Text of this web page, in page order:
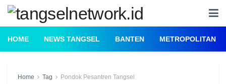
HOME NEWS TANGSEL BANTEN METROPOLITAN
Home Tag Pondok Pesantren Tangsel